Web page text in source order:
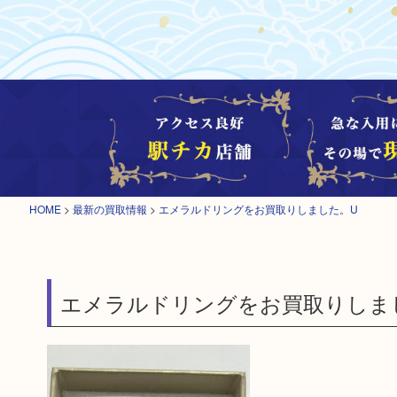
HOME > 最新の買取情報 > エメラルドリングをお買取りしました。U
エメラルドリングをお買取りし